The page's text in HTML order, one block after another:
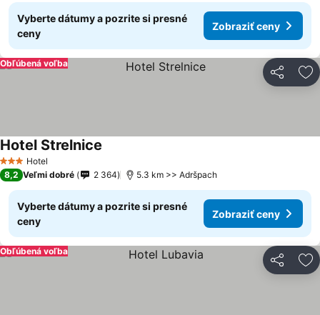
Vyberte dátumy a pozrite si presné
ceny
Zobraziť ceny
Zdieľať
Obľúbená voľba
3 Počet hviezdičiek
Hotel
Hotel Strelnice
8,2 Veľmi dobré 2 364 5.3 km >> Adršpach
Vyberte dátumy a pozrite si presné
ceny
Zobraziť ceny
Zdieľať
Obľúbená voľba